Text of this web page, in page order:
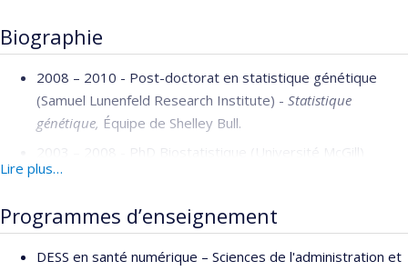
Biographie
2008 – 2010 - Post-doctorat en statistique génétique
(Samuel Lunenfeld Research Institute) - Statistique
génétique, Équipe de Shelley Bull.
2003 – 2008 - PhD Biostatistique (Université McGill)
1999 – 2000 - MA Économie (Université de la Colombie-
Britannique (UBC))
1995 – 1999 - Baccalauréat, Sciences
Lire plus…
Programmes d’enseignement
DESS en santé numérique – Sciences de l'administration et